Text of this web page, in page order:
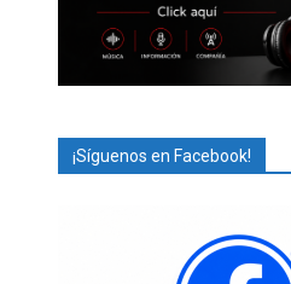
¡Síguenos en Facebook!